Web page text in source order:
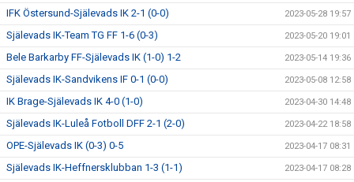
IFK Östersund-Själevads IK 2-1 (0-0) 2023-05-28 19:57
Själevads IK-Team TG FF 1-6 (0-3) 2023-05-20 19:01
Bele Barkarby FF-Själevads IK (1-0) 1-2 2023-05-14 19:36
Själevads IK-Sandvikens IF 0-1 (0-0) 2023-05-08 12:58
IK Brage-Själevads IK 4-0 (1-0) 2023-04-30 14:48
Själevads IK-Luleå Fotboll DFF 2-1 (2-0) 2023-04-22 18:58
OPE-Själevads IK (0-3) 0-5 2023-04-17 08:31
Själevads IK-Heffnersklubban 1-3 (1-1) 2023-04-17 08:28